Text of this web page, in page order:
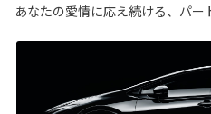
あなたの愛情に応え続ける、パー